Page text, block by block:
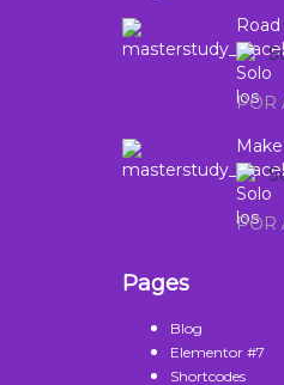
POR
POR
Pages
Blog
Elementor #7
Shortcodes